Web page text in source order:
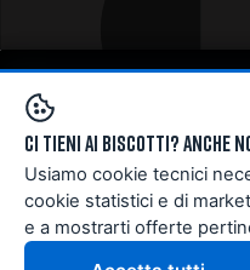
Copyright © 2024
Ci tieni ai biscotti? Anche
Usiamo cookie tecnici
cookie statistici e di
e a mostrarti offerte